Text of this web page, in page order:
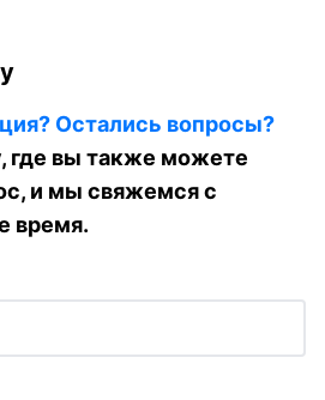
Остались вопросы?
где вы также можете
и мы свяжемся с
время.